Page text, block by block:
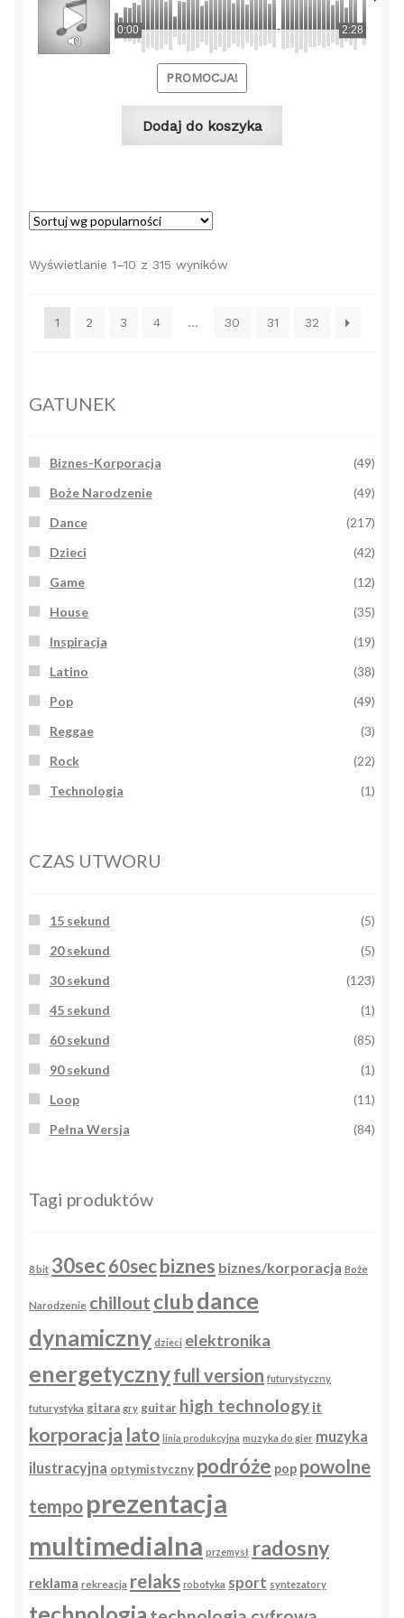
0:00 2:28
PROMOCJA!
wynosiła:
49,00 zł. 39,00
Dodaj do koszyka
Wyświetlanie 1–10 z 315 wyników
1
2 3 4 … 30 31 32
GATUNEK
Biznes-Korporacja
(49)
Boże Narodzenie
(49)
Dance
(217)
Dzieci
(42)
Game
(12)
House
(35)
Inspiracja
(19)
Latino
(38)
Pop
(49)
Reggae
(3)
Rock
(22)
Technologia
(1)
CZAS UTWORU
15 sekund
(5)
20 sekund
(5)
30 sekund
(123)
45 sekund
(1)
60 sekund
(85)
90 sekund
(1)
Loop
(11)
Pełna Wersja
(84)
Tagi produktów
8 bit 30sec60secbiznes biznes/korporacja Boże
Narodzenie chillout clubdance
dynamiczny dzieci elektronika
energetycznyfull version futurystyczny
futurystyka gitara gry guitar high technology it
korporacja lato linia produkcyjna muzyka do gier muzyka
ilustracyjna optymistyczny podróże pop powolne
tempo prezentacja
multimedialna przemysł radosny
reklama rekreacja relaks robotyka sport syntezatory